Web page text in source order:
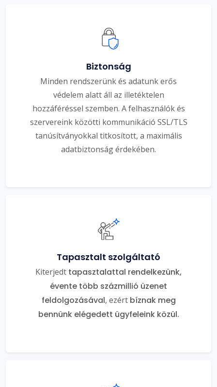
Biztonság
Minden rendszerünk és adatunk erős
védelem alatt áll az illetéktelen
hozzáféréssel szemben. A felhasználók és
szervereink közötti kommunikáció SSL/TLS
tanúsítványokkal titkosított, a maximális
adatbiztonság érdekében.
Tapasztalt szolgáltató
Kiterjedt tapasztalattal rendelkezünk,
évente több százmillió üzenet
feldolgozásával, ezért bíznak meg
bennünk elégedett ügyfeleink közül.